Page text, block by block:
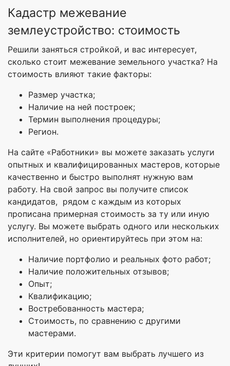
Кадастр межевание
землеустройство: стоимость
Решили заняться стройкой, и вас интересует,
сколько стоит межевание земельного участка? На
стоимость влияют такие факторы:
Размер участка;
Наличие на ней построек;
Термин выполнения процедуры;
Регион.
На сайте «Работники» вы можете заказать услуги
опытных и квалифицированных мастеров, которые
качественно и быстро выполнят нужную вам
работу. На свой запрос вы получите список
кандидатов, рядом с каждым из которых
прописана примерная стоимость за ту или иную
услугу. Вы можете выбрать одного или нескольких
исполнителей, но ориентируйтесь при этом на:
Наличие портфолио и реальных фото работ;
Наличие положительных отзывов;
Опыт;
Квалификацию;
Востребованность мастера;
Стоимость, по сравнению с другими
мастерами.
Эти критерии помогут вам выбрать лучшего из